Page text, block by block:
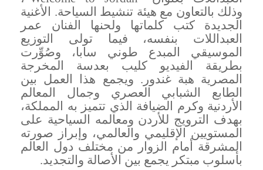
وذلك بالتعاون مع هيئة تنشيط السياحة. الأغنية
الجديدة كتب كلماتها ولحنها الفنان عمر
العبداللات بنفسه، فيما تولى التوزيع
الموسيقي المبدع طوني سابا، وصُوِّرت
بطريقة الفيديو كليب بعدسة المخرجة
المصرية هبة غندور. ويجمع هذا العمل بين
الطابع الشبابي العصري وجمال المعالم
الأردنية وكرم الضيافة الذي تتميز به المملكة،
بهدف الترويج للأردن ومعالمه السياحية على
المستويين الإقليمي والعالمي، وإبراز صورته
المشرقة أمام الزوار من مختلف دول العالم
بأسلوب مبتكر يجمع بين الأصالة والتجديد.